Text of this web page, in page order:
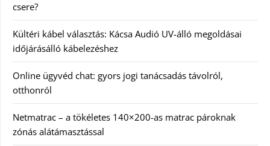
csere?
Kültéri kábel választás: Kácsa Audió UV-álló megoldásai
időjárásálló kábelezéshez
Online ügyvéd chat: gyors jogi tanácsadás távolról,
otthonról
Netmatrac – a tökéletes 140×200-as matrac pároknak
zónás alátámasztással